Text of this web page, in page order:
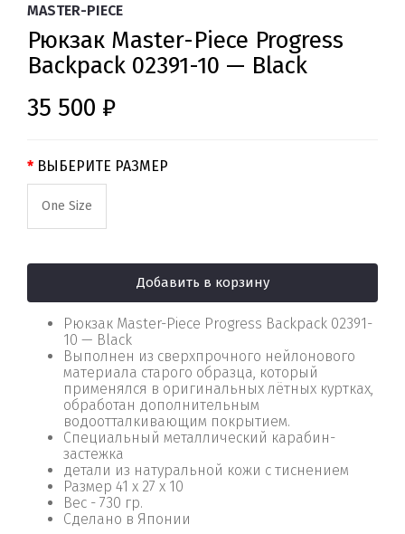
MASTER-PIECE
Рюкзак Master-Piece Progress
Backpack 02391-10 — Black
35 500 ₽
ВЫБЕРИТЕ РАЗМЕР
One Size
Добавить в корзину
Рюкзак Master-Piece Progress Backpack 02391-
10 — Black
Выполнен из сверхпрочного нейлонового
материала старого образца, который
применялся в оригинальных лётных куртках,
обработан дополнительным
водоотталкивающим покрытием.
Специальный металлический карабин-
застежка
детали из натуральной кожи с тиснением
Размер 41 х 27 х 10
Вес - 730 гр.
Сделано в Японии